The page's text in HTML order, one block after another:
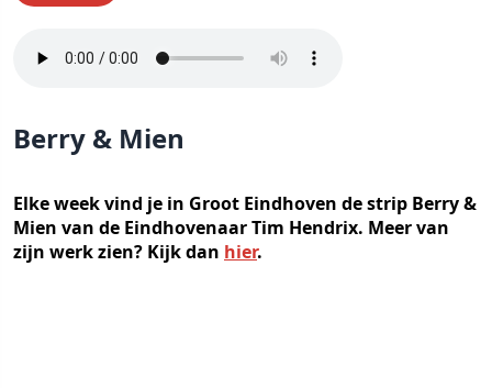
Berry & Mien
Elke week vind je in Groot Eindhoven de strip Berry &
Mien van de Eindhovenaar Tim Hendrix. Meer van
zijn werk zien? Kijk dan hier.